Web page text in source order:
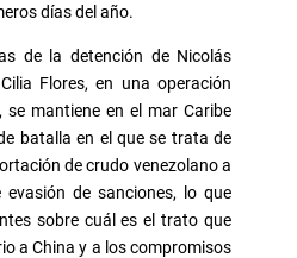
días del año.
de la detención de Nicolás
Flores, en una operación
se mantiene en el mar Caribe
batalla en el que se trata de
de crudo venezolano a
de sanciones, lo que
sobre cuál es el trato que
a China y a los compromisos